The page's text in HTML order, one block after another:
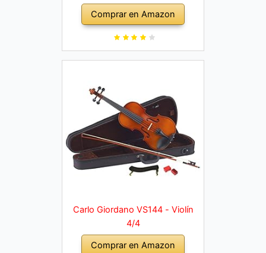
violín macizo con arco, colofonia,
cuerdas de repuesto, soporte
para hombro, maletín, abeto
Comprar en Amazon
Carlo Giordano VS144 - Violín
4/4
Comprar en Amazon